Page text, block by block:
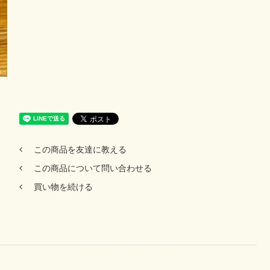
この商品を友達に教える
この商品について問い合わせる
買い物を続ける